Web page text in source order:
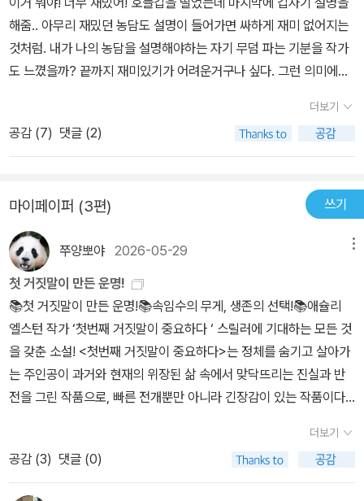
해줌.. 아무리 재밌던 농담도 설명이 들어가면 싸하게 재미 없어지는
것처럼. 내가 나의 농담을 설명해야하는 자기 무덤 파는 기분을 작가
도 느꼈을까? 끝까지 재미있기가 어려운거구나 싶다. 그런 의미에서
나오면 읽고 싶다. —약스포가 될 수 있음—이제 착하기만 한 여성캐
릭터는 한물 갔는지 범죄에 휘말려도 굴하지 않고 오히려 범죄를 능
동적으로 저지르고 그 와중 잘생긴 남자와 연애도 즐기는 캐릭터들이
하다. 죄를 지었으면 벌을 받아!!! 다른 사람의 삶을 엉망으로 만들어
놓고는 안들키고 희희낙락 살면서 또 다른 범죄를 저지를 가능성을
내비치지 말란 말이다. 또한 백마 타고 구해주는 왕자님 설정은 피해
가기 위해 설정하는 다양한 수법도 지겹다. 미스터리에서 로맨스도
그만 보고 싶음. 하지만 인기 많으니까 쓰는 설정이겠지.. 불만이 많았
지만 재미는 보장합니다. ㅎㅎ 단지 프리다 맥파든 3권을 연달아 읽
고 좀 이런 설정에 지루해지려던 참에 읽어서 타이밍이 안맞았던 걸
로.
더보기
공감 (7) 댓글 (2)
마이페이퍼 (3편) 쓰기
쭈양뽀야2026-05-29
첫 거짓말이 만든 운명!
📚첫 거짓말이 만든 운명!📚속임수의 무게, 생존의 선택!📚애슐리
엘스턴 작가 ‘첫번째 거짓말이 중요하다 ‘ 스릴러에 기대하는 모든 것
을 갖춘 소설! <첫번째 거짓말이 중요하다>는 정체를 숨기고 살아가
는 주인공이 과거와 현재의 위장된 삶 속에서 맞닥뜨리는 진실과 반
전을 그린 작품으로, 빠른 전개뿐만 아니라 긴장감이 있는 작품이다.
는 주인공의 은밀하고 치밀한 이야기를 다루는 이 작품은 미스터리한
보스 스미스 씨와 영리하고 교활한 주인공의 지능적인 추격전을 다룬
다. 출간 전부터 화제를 모으며 억대 선인세로 출판 계약이 성사되어
더보기
공감 (3) 댓글 (0)